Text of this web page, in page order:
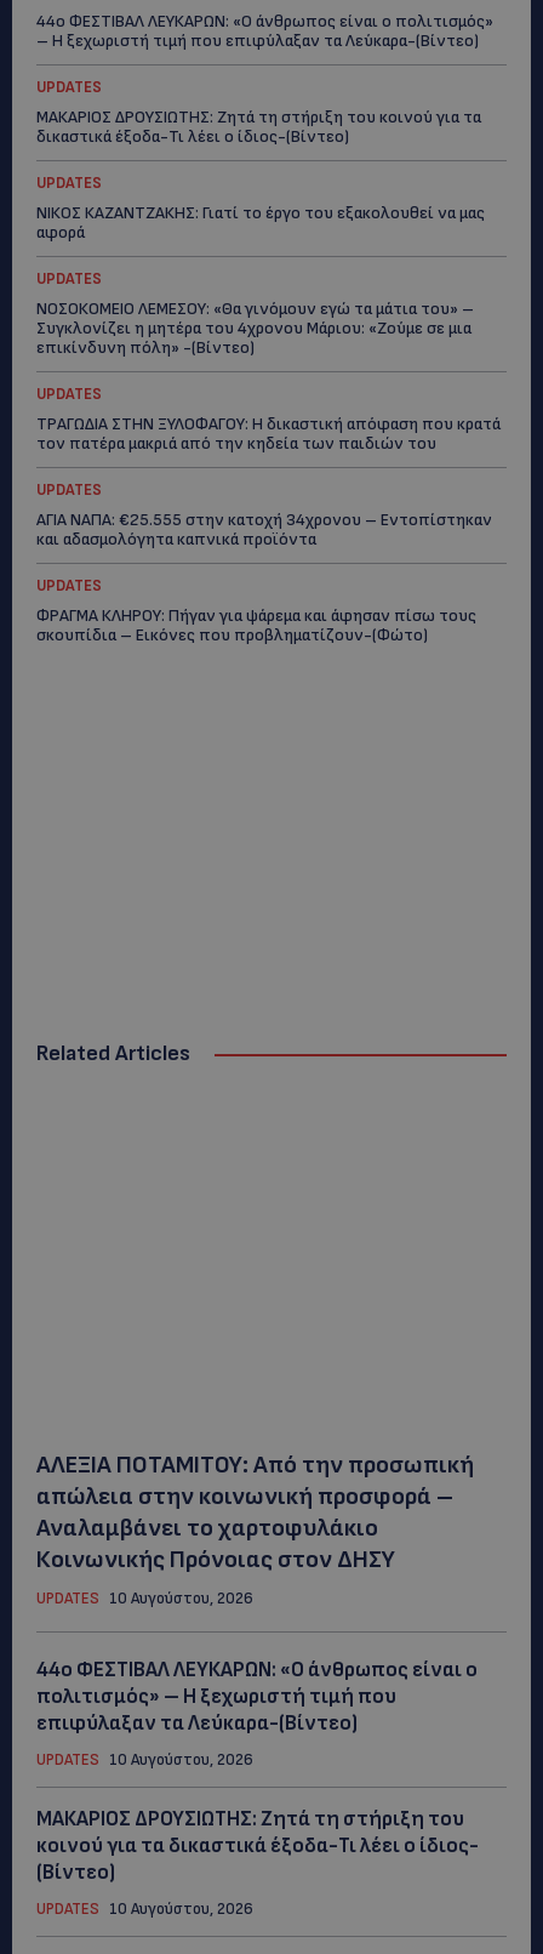
44ο ΦΕΣΤΙΒΑΛ ΛΕΥΚΑΡΩΝ: «Ο άνθρωπος είναι ο πολιτισμός»
– Η ξεχωριστή τιμή που επιφύλαξαν τα Λεύκαρα-(Βίντεο)
UPDATES
ΜΑΚΑΡΙΟΣ ΔΡΟΥΣΙΩΤΗΣ: Ζητά τη στήριξη του κοινού για τα
δικαστικά έξοδα-Τι λέει ο ίδιος-(Βίντεο)
UPDATES
ΝΙΚΟΣ ΚΑΖΑΝΤΖΑΚΗΣ: Γιατί το έργο του εξακολουθεί να μας
αφορά
UPDATES
ΝΟΣΟΚΟΜΕΙΟ ΛΕΜΕΣΟΥ: «Θα γινόμουν εγώ τα μάτια του» –
Συγκλονίζει η μητέρα του 4χρονου Μάριου: «Ζούμε σε μια
επικίνδυνη πόλη» -(Βίντεο)
UPDATES
ΤΡΑΓΩΔΙΑ ΣΤΗΝ ΞΥΛΟΦΑΓΟΥ: Η δικαστική απόφαση που κρατά
τον πατέρα μακριά από την κηδεία των παιδιών του
UPDATES
ΑΓΙΑ ΝΑΠΑ: €25.555 στην κατοχή 34χρονου – Εντοπίστηκαν
και αδασμολόγητα καπνικά προϊόντα
UPDATES
ΦΡΑΓΜΑ ΚΛΗΡΟΥ: Πήγαν για ψάρεμα και άφησαν πίσω τους
σκουπίδια – Εικόνες που προβληματίζουν-(Φώτο)
Related Articles
ΑΛΕΞΙΑ ΠΟΤΑΜΙΤΟΥ: Από την προσωπική
απώλεια στην κοινωνική προσφορά –
Αναλαμβάνει το χαρτοφυλάκιο
Κοινωνικής Πρόνοιας στον ΔΗΣΥ
UPDATES 10 Αυγούστου, 2026
44ο ΦΕΣΤΙΒΑΛ ΛΕΥΚΑΡΩΝ: «Ο άνθρωπος είναι ο
πολιτισμός» – Η ξεχωριστή τιμή που
επιφύλαξαν τα Λεύκαρα-(Βίντεο)
UPDATES 10 Αυγούστου, 2026
ΜΑΚΑΡΙΟΣ ΔΡΟΥΣΙΩΤΗΣ: Ζητά τη στήριξη του
κοινού για τα δικαστικά έξοδα-Τι λέει ο ίδιος-
(Βίντεο)
UPDATES 10 Αυγούστου, 2026